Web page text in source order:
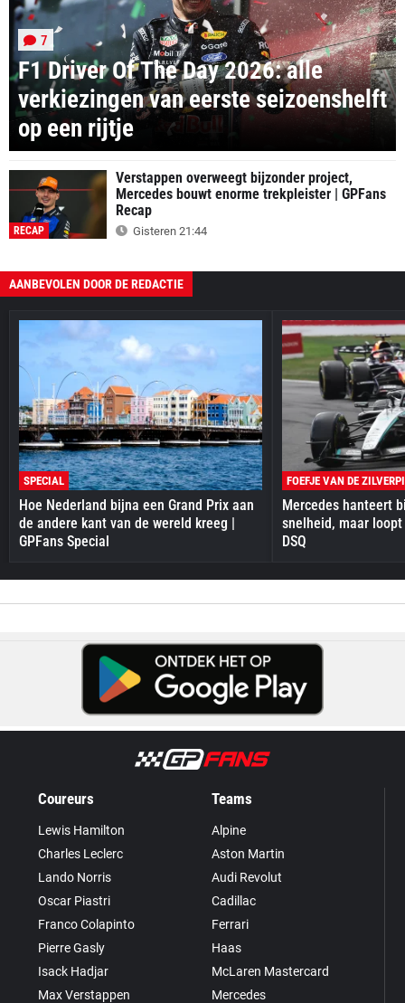
F1 Driver Of The Day 2026: alle
verkiezingen van eerste seizoenshelft
op een rijtje
7
RECAP
Verstappen overweegt bijzonder project,
Mercedes bouwt enorme trekpleister | GPFans
Recap
Gisteren 21:44
AANBEVOLEN DOOR DE REDACTIE
SPECIAL
Hoe Nederland bijna een Grand Prix aan
de andere kant van de wereld kreeg |
GPFans Special
FOEFJE VAN DE
Mercedes hanteert
snelheid, maar
DSQ
Coureurs
Lewis Hamilton
Charles Leclerc
Lando Norris
Oscar Piastri
Franco Colapinto
Pierre Gasly
Isack Hadjar
Max Verstappen
Teams
Alpine
Aston Martin
Audi Revolut
Cadillac
Ferrari
Haas
McLaren Mastercard
Mercedes